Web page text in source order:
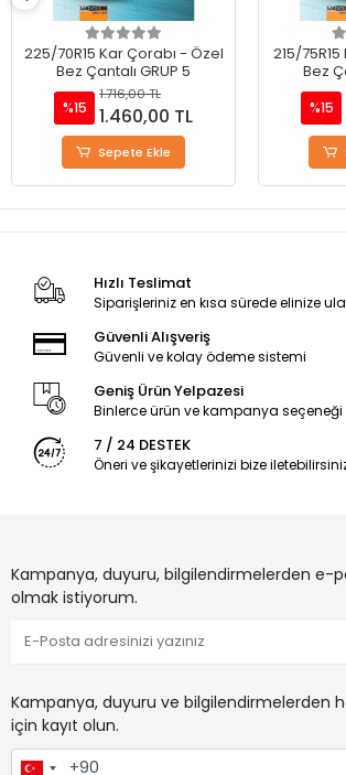
225/70R15 Kar Çorabı - Özel
Bez Çantalı GRUP 5
%15
1.716,00 TL
1.460,00 TL
Sepete Ekle
215/
Bez
%15
Hızlı Teslimat
Siparişleriniz en kısa sürede elinize
Güvenli Alışveriş
Güvenli ve kolay ödeme sistemi
Geniş Ürün Yelpazesi
Binlerce ürün ve kampanya seçeneği
7 / 24 DESTEK
Öneri ve şikayetlerinizi bize
Kampanya, duyuru, bilgilendirmelerden e-
olmak istiyorum.
Kampanya, duyuru ve bilgilendirmelerden
için kayıt olun.